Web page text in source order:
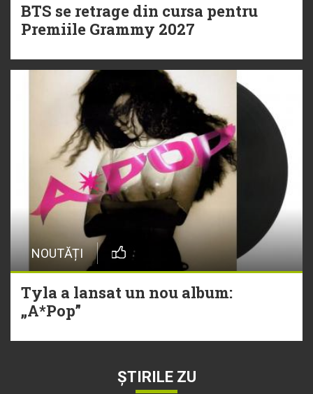
BTS se retrage din cursa pentru
Premiile Grammy 2027
NOUTĂȚI
Tyla a lansat un nou album:
„A*Pop”
ȘTIRILE ZU